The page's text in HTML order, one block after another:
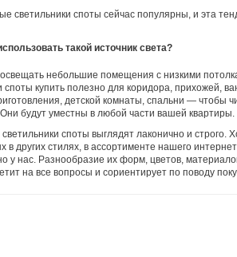
светильники споты сейчас популярны, и эта
такой источник света?
небольшие помещения с низкими
споты купить полезно для коридора, прихожей,
детской комнаты, спальни — чтобы
будут уместны в любой части вашей квартиры.
споты выглядят лаконично и строго.
в других стилях, в ассортименте нашего
у нас. Разнообразие их форм, цветов,
на все вопросы и сориентирует по поводу